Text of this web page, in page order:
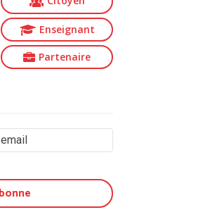
Enseignant
Partenaire